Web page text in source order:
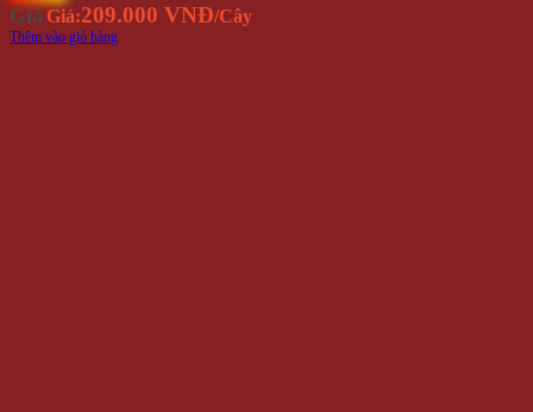
Giá Giá:209.000 VNĐ/Cây
Thêm vào giỏ hàng